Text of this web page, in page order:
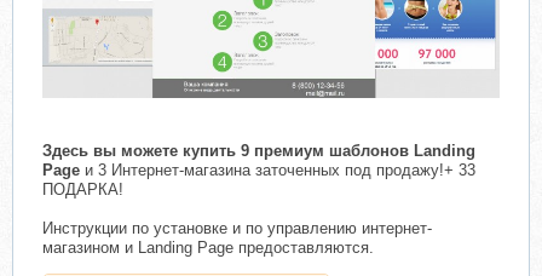
Здесь вы можете купить 9 премиум шаблонов Landing
Page и 3 Интернет-магазина заточенных под продажу!+ 33
ПОДАРКА!
Инструкции по установке и по управлению интернет-
магазином и Landing Page предоставляются.